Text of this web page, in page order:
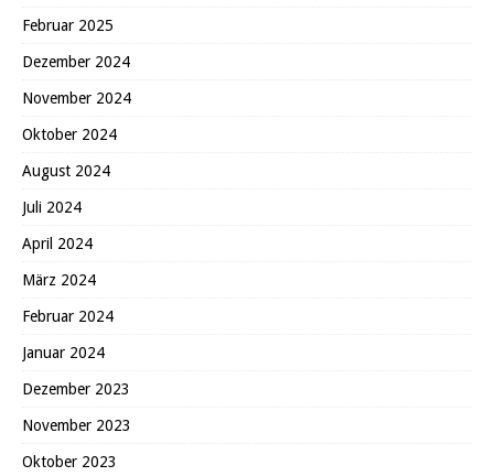
Februar 2025
Dezember 2024
November 2024
Oktober 2024
August 2024
Juli 2024
April 2024
März 2024
Februar 2024
Januar 2024
Dezember 2023
November 2023
Oktober 2023